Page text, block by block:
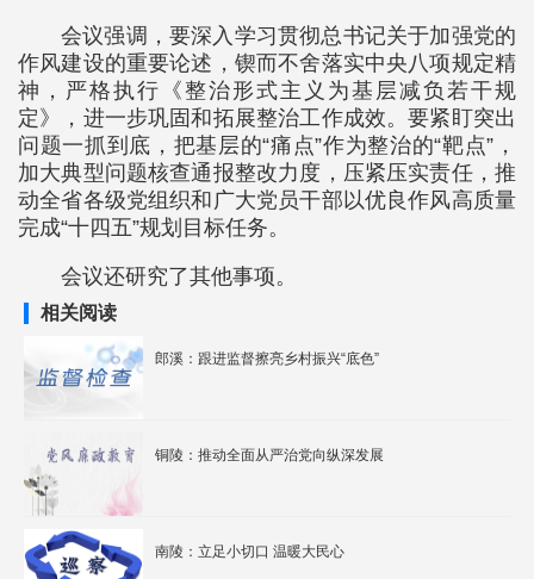
会议强调，要深入学习贯彻总书记关于加强党的
作风建设的重要论述，锲而不舍落实中央八项规定精
神，严格执行《整治形式主义为基层减负若干规
定》，进一步巩固和拓展整治工作成效。要紧盯突出
问题一抓到底，把基层的“痛点”作为整治的“靶点”，
加大典型问题核查通报整改力度，压紧压实责任，推
动全省各级党组织和广大党员干部以优良作风高质量
完成“十四五”规划目标任务。
会议还研究了其他事项。
相关阅读
郎溪：跟进监督擦亮乡村振兴“底色”
铜陵：推动全面从严治党向纵深发展
南陵：立足小切口 温暖大民心